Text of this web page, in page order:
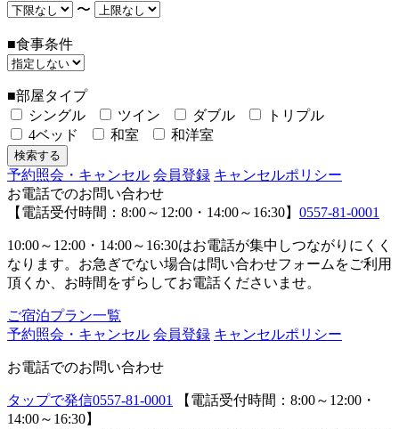
〜
■食事条件
■部屋タイプ
シングル
ツイン ダブル
トリプル
4ベッド
和室 和洋室
予約照会・キャンセル 会員登録 キャンセルポリシー
お電話でのお問い合わせ
【電話受付時間：8:00～12:00・14:00～16:30】 0557-81-0001
10:00～12:00・14:00～16:30はお電話が集中しつながりにくく
なります。お急ぎでない場合は問い合わせフォームをご利用
頂くか、お時間をずらしてお電話くださいませ。
ご宿泊プラン一覧
予約照会・キャンセル 会員登録 キャンセルポリシー
お電話でのお問い合わせ
タップで発信0557-81-0001
【電話受付時間：8:00～12:00・
14:00～16:30】